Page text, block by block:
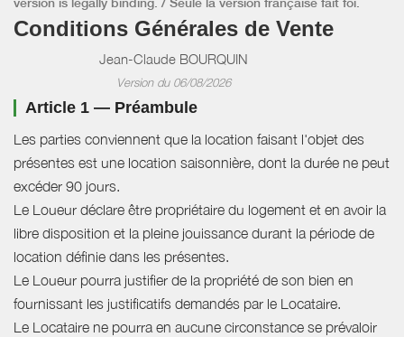
Conditions Générales de Vente
Jean-Claude BOURQUIN
Version du 06/08/2026
Article 1 — Préambule
Les parties conviennent que la location faisant l'objet des
présentes est une location saisonnière, dont la durée ne peut
excéder 90 jours.
Le Loueur déclare être propriétaire du logement et en avoir la
libre disposition et la pleine jouissance durant la période de
location définie dans les présentes.
Le Loueur pourra justifier de la propriété de son bien en
fournissant les justificatifs demandés par le Locataire.
Le Locataire ne pourra en aucune circonstance se prévaloir